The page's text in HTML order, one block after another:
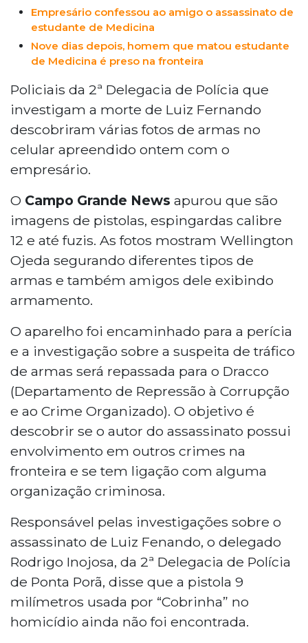
Empresário confessou ao amigo o assassinato de
estudante de Medicina
Nove dias depois, homem que matou estudante
de Medicina é preso na fronteira
Policiais da 2ª Delegacia de Polícia que
investigam a morte de Luiz Fernando
descobriram várias fotos de armas no
celular apreendido ontem com o
empresário.
O Campo Grande News apurou que são
imagens de pistolas, espingardas calibre
12 e até fuzis. As fotos mostram Wellington
Ojeda segurando diferentes tipos de
armas e também amigos dele exibindo
armamento.
O aparelho foi encaminhado para a perícia
e a investigação sobre a suspeita de tráfico
de armas será repassada para o Dracco
(Departamento de Repressão à Corrupção
e ao Crime Organizado). O objetivo é
descobrir se o autor do assassinato possui
envolvimento em outros crimes na
fronteira e se tem ligação com alguma
organização criminosa.
Responsável pelas investigações sobre o
assassinato de Luiz Fenando, o delegado
Rodrigo Inojosa, da 2ª Delegacia de Polícia
de Ponta Porã, disse que a pistola 9
milímetros usada por “Cobrinha” no
homicídio ainda não foi encontrada.